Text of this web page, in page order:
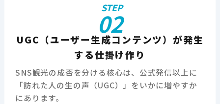
STEP
02
UGC（ユーザー生成コンテンツ）が発生
する仕掛け作り
SNS観光の成否を分ける核心は、公式発信以上に
「訪れた人の生の声（UGC）」をいかに増やすか
にあります。